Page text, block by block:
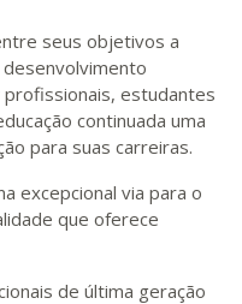
seus objetivos a
estudantes
continuada uma
para suas carreiras.
excepcional via para o
que oferece
de última geração